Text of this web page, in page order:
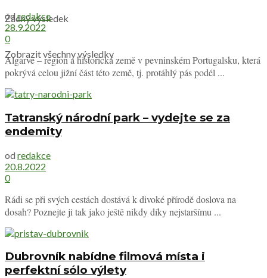
Žádný výsledek
Zobrazit všechny výsledky
odredakce
28.9.2022
0
Algarve – region a historická země v pevninském Portugalsku, která
pokrývá celou jižní část této země, tj. protáhlý pás podél ...
Tatranský národní park – vydejte se za
endemity
od redakce
20.8.2022
0
Rádi se při svých cestách dostává k divoké přírodě doslova na
dosah? Poznejte ji tak jako ještě nikdy díky nejstaršímu ...
Dubrovník nabídne filmová místa i
perfektní sólo výlety